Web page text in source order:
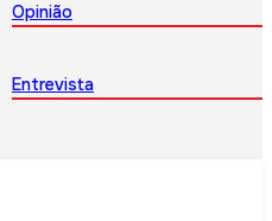
Opinião
Entrevista